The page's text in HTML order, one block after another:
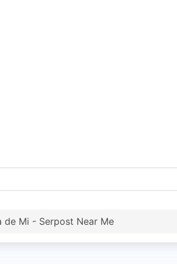
de Mi - Serpost Near Me